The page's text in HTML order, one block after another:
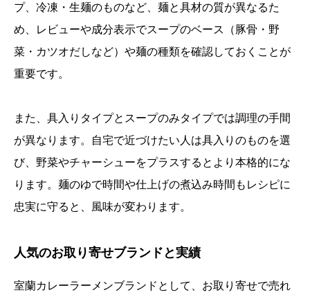
プ、冷凍・生麺のものなど、麺と具材の質が異なるた
め、レビューや成分表示でスープのベース（豚骨・野
菜・カツオだしなど）や麺の種類を確認しておくことが
重要です。
また、具入りタイプとスープのみタイプでは調理の手間
が異なります。自宅で近づけたい人は具入りのものを選
び、野菜やチャーシューをプラスするとより本格的にな
ります。麺のゆで時間や仕上げの煮込み時間もレシピに
忠実に守ると、風味が変わります。
人気のお取り寄せブランドと実績
室蘭カレーラーメンブランドとして、お取り寄せで売れ